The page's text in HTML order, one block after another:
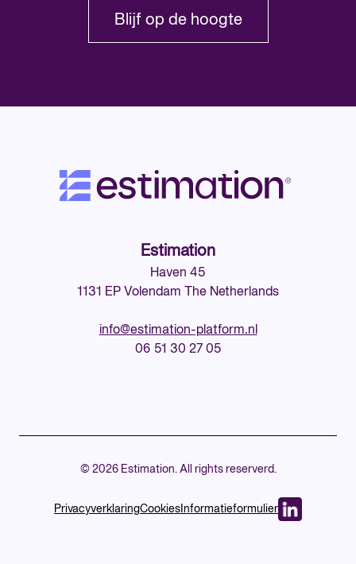
Blijf op de hoogte
Estimation
Haven 45
1131 EP Volendam The Netherlands
info@estimation-platform.nl
06 51 30 27 05
© 2026 Estimation. All rights reserverd.
PrivacyverklaringCookies Informatieformulier